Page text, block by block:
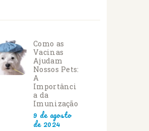
Como as
Vacinas
Ajudam
Nossos Pets:
A
Importânci
a da
Imunização
9 de agosto
de 2024